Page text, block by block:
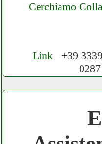
Cerchiamo
Cerchiamo
3.000 € Mese
Gratis registra il
Link +39